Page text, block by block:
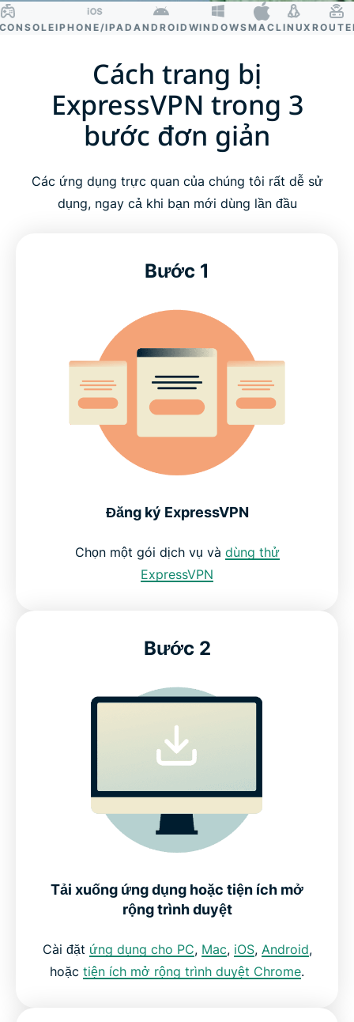
IPHONE/IPADANDROIDWINDOWSMACLINUXROUTER
Cách trang bị
ExpressVPN trong 3
bước đơn giản
Các ứng dụng trực quan của chúng tôi rất dễ sử
dụng, ngay cả khi bạn mới dùng lần đầu
Bước 1
Đăng ký ExpressVPN
Chọn một gói dịch vụ và dùng thử
ExpressVPN
Bước 2
Tải xuống ứng dụng hoặc tiện ích mở
rộng trình duyệt
Cài đặt ứng dụng cho PC, Mac, iOS, Android,
hoặc tiện ích mở rộng trình duyệt Chrome.